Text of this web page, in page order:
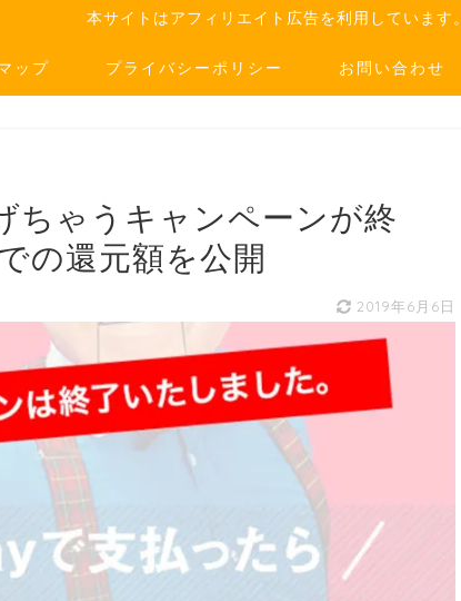
本サイトはアフィリエイト広告を利用しています。
ップ プライバシーポリシー お問い合わせ
ちゃうキャンペーンが終
の還元額を公開
2019年6月6日